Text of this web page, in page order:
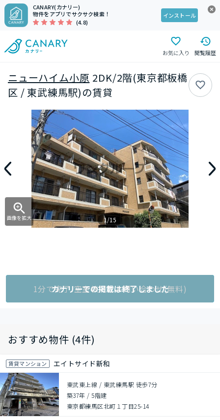
CANARY(カナリー)
物件をアプリでサクサク検索！
(4.8)
インストール
お気に入り 閲覧履歴
ニューハイム小原 2DK/2階(東京都板橋
区 / 東武練馬駅)の賃貸
画像を拡大 1/15
1分で完了!空室状況をお問い合わせ(無料)
カナリーでの掲載は終了しました
おすすめ物件 (4件)
賃貸マンション エイトサイド新和
東武東上線 / 東武練馬駅 徒歩7分
築37年 /5階建
東京都練馬区北町１丁目25-14